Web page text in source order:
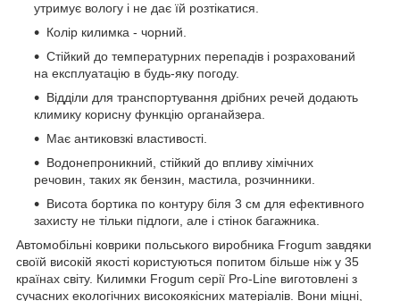
утримує вологу і не дає їй розтікатися.
Колір килимка - чорний.
Стійкий до температурних перепадів і розрахований
на експлуатацію в будь-яку погоду.
Відділи для транспортування дрібних речей додають
климику корисну функцію органайзера.
Має антиковзкі властивості.
Водонепроникний, стійкий до впливу хімічних
речовин, таких як бензин, мастила, розчинники.
Висота бортика по контуру біля 3 см для ефективного
захисту не тільки підлоги, але і стінок багажника.
Автомобільні коврики польського виробника Frogum завдяки
своїй високій якості користуються попитом більше ніж у 35
країнах світу. Килимки Frogum серії Pro-Line виготовлені з
сучасних екологічних високоякісних матеріалів. Вони міцні,